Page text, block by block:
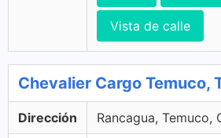
Vista de calle
Chevalier Cargo Temuco,
Dirección Rancagua, Temuco,